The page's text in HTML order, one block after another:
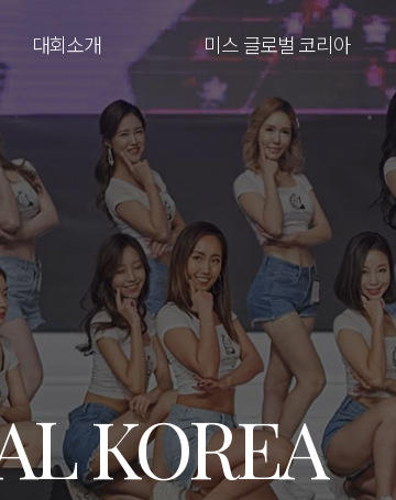
대회소개 미스 글로벌 코리아
KOREA